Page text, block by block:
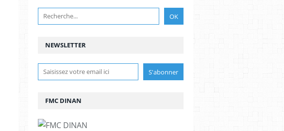
NEWSLETTER
FMC DINAN